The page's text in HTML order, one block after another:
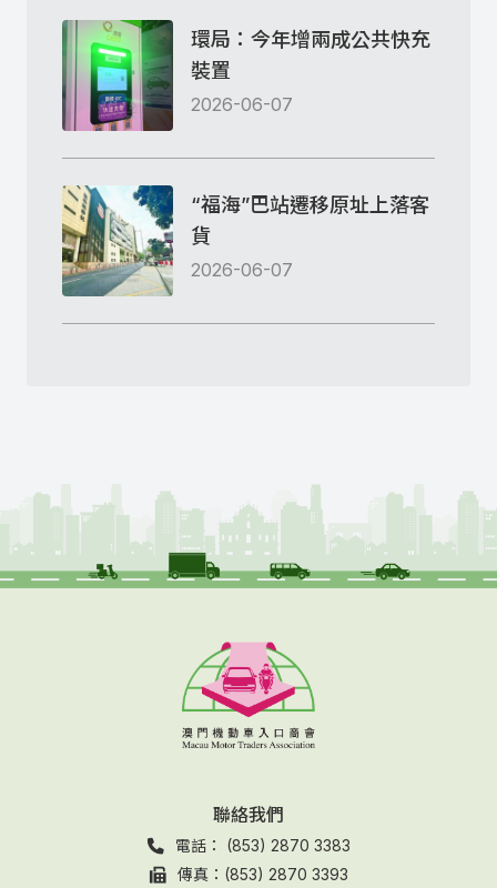
環局：今年增兩成公共快充
裝置
2026-06-07
“福海”巴站遷移原址上落客
貨
2026-06-07
聯絡我們
電話： (853) 2870 3383
傳真：(853) 2870 3393